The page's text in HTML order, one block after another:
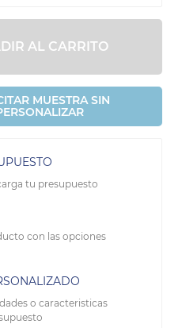
AL CARRITO
MUESTRA SIN
tu presupuesto
con las opciones
o caracteristicas